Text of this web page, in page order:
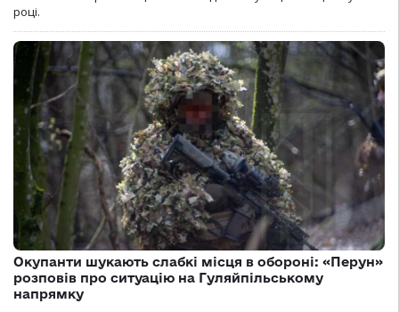
році.
Окупанти шукають слабкі місця в обороні: «Перун»
розповів про ситуацію на Гуляйпільському
напрямку